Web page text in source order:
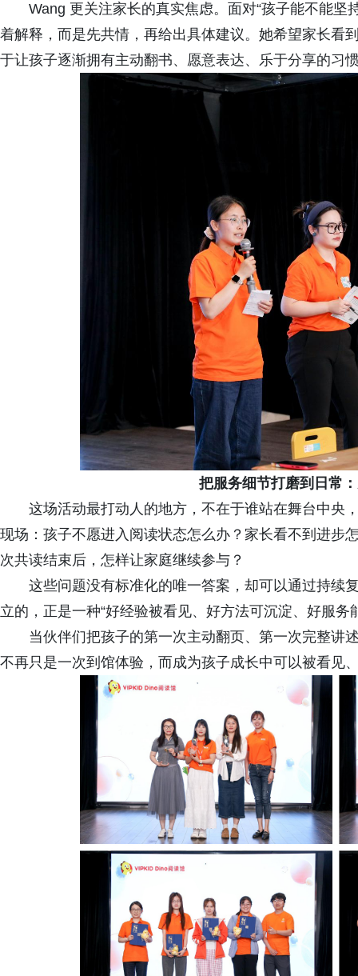
Wang 更关注家长的真实焦虑。面对“孩子能不能坚
着解释，而是先共情，再给出具体建议。她希望家长看
于让孩子逐渐拥有主动翻书、愿意表达、乐于分享的习
把服务细节打磨到日常
这场活动最打动人的地方，不在于谁站在舞台中央
现场：孩子不愿进入阅读状态怎么办？家长看不到进步
次共读结束后，怎样让家庭继续参与？
这些问题没有标准化的唯一答案，却可以通过持续
立的，正是一种“好经验被看见、好方法可沉淀、好服务
当伙伴们把孩子的第一次主动翻页、第一次完整讲
不再只是一次到馆体验，而成为孩子成长中可以被看见